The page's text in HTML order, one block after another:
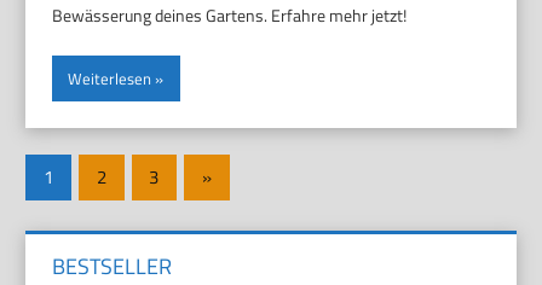
Bewässerung deines Gartens. Erfahre mehr jetzt!
Weiterlesen
Seitennummerierung
der
Beiträge
1 2 3
Nächste
Beiträge
»
BESTSELLER